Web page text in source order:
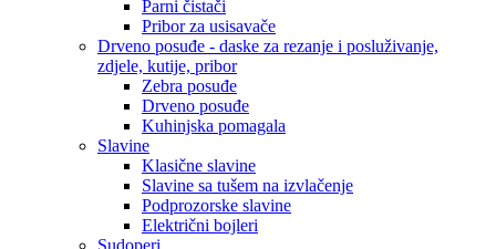
Parni čistači
Pribor za usisavače
Drveno posuđe - daske za rezanje i posluživanje,
zdjele, kutije, pribor
Zebra posuđe
Drveno posuđe
Kuhinjska pomagala
Slavine
Klasične slavine
Slavine sa tušem na izvlačenje
Podprozorske slavine
Električni bojleri
Sudoperi